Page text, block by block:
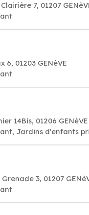
7, 01207
6, 01203 GENèVE
14Bis, 01206 GENèVE
Jardins d'enfants
3, 01207